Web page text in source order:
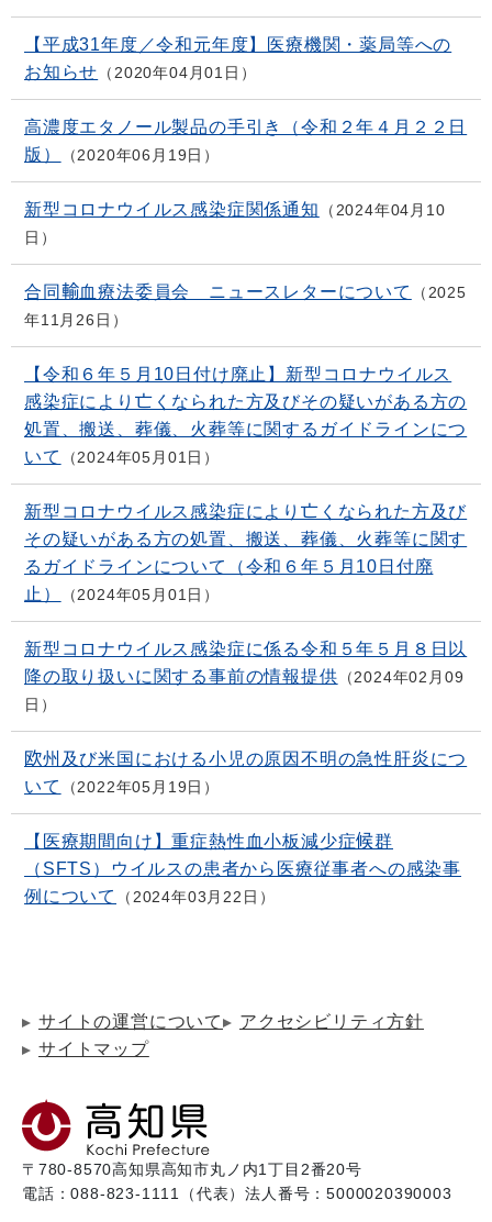
【平成31年度／令和元年度】医療機関・薬局等への
お知らせ
2020年04月01日
高濃度エタノール製品の手引き（令和２年４月２２日
版）
2020年06月19日
新型コロナウイルス感染症関係通知
2024年04月10
日
合同輸血療法委員会 ニュースレターについて
2025
年11月26日
【令和６年５月10日付け廃止】新型コロナウイルス
感染症により亡くなられた方及びその疑いがある方の
処置、搬送、葬儀、火葬等に関するガイドラインにつ
いて
2024年05月01日
新型コロナウイルス感染症により亡くなられた方及び
その疑いがある方の処置、搬送、葬儀、火葬等に関す
るガイドラインについて（令和６年５月10日付廃
止）
2024年05月01日
新型コロナウイルス感染症に係る令和５年５月８日以
降の取り扱いに関する事前の情報提供
2024年02月09
日
欧州及び米国における小児の原因不明の急性肝炎につ
いて
2022年05月19日
【医療期間向け】重症熱性血小板減少症候群
（SFTS）ウイルスの患者から医療従事者への感染事
例について
2024年03月22日
サイトの運営について
アクセシビリティ方針
サイトマップ
〒780-8570高知県高知市丸ノ内1丁目2番20号
電話：088-823-1111（代表）法人番号：5000020390003